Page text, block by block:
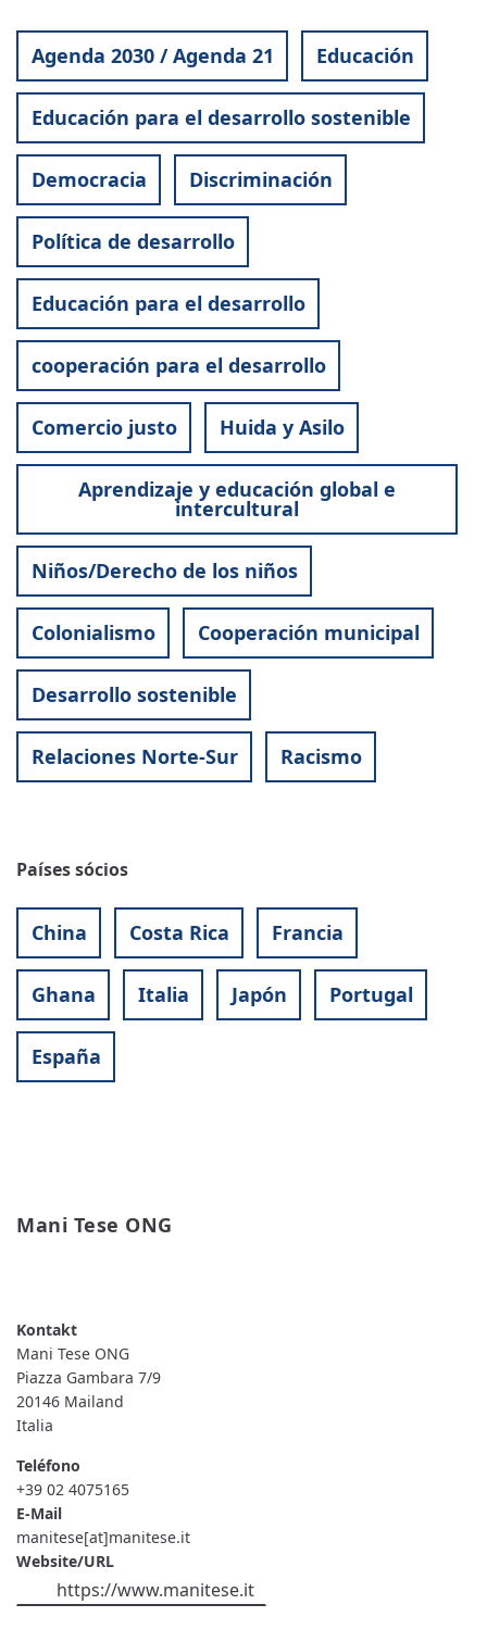
Agenda 2030 / Agenda 21 Educación
Educación para el desarrollo sostenible
Democracia Discriminación
Política de desarrollo
Educación para el desarrollo
cooperación para el desarrollo
Comercio justo Huida y Asilo
Aprendizaje y educación global e
intercultural
Niños/Derecho de los niños
Colonialismo Cooperación municipal
Desarrollo sostenible
Relaciones Norte-Sur Racismo
Países sócios
China Costa Rica Francia
Ghana Italia Japón Portugal
España
Mani Tese ONG
Mani Tese ONG
Piazza Gambara 7/9
20146 Mailand
Italia
Teléfono
+39 02 4075165
E-Mail
manitese[at]manitese.it
Website/URL
https://www.manitese.it